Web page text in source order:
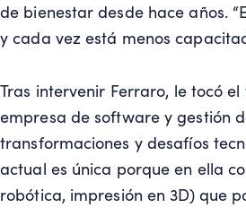
de bienestar desde hace años.
y cada vez está menos
Tras intervenir Ferraro, le tocó
empresa de software y gestión
transformaciones y desafíos
actual es única porque en ella
robótica, impresión en 3D) que